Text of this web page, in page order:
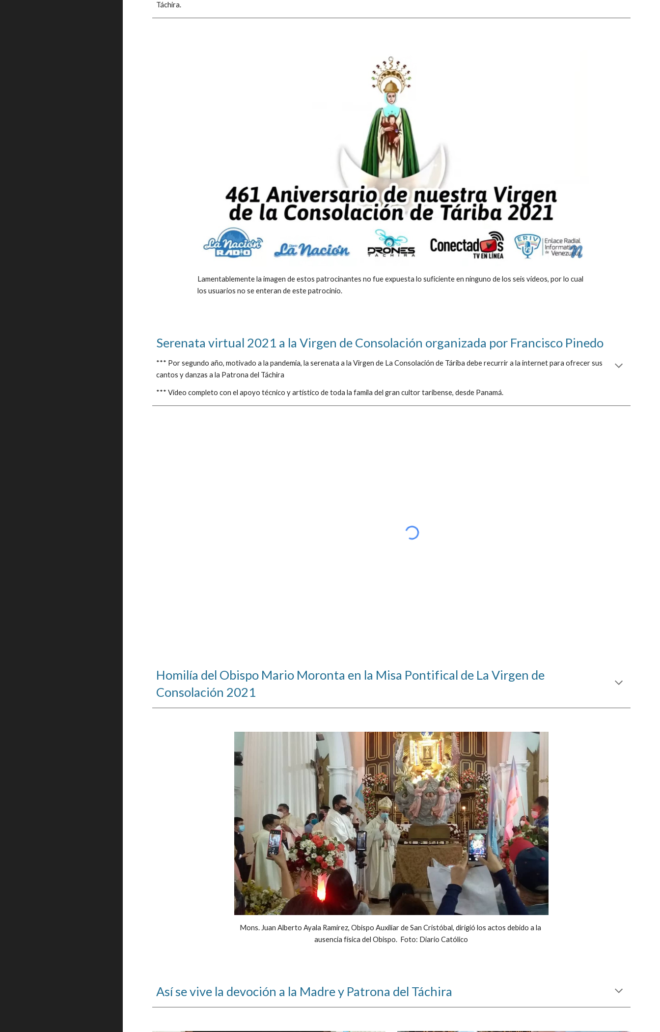
Táchira.
Lamentablemente la imagen de estos patrocinantes no fue expuesta lo suficiente en ninguno de los seis videos, por lo cual
los usuarios no se enteran de este patrocinio.
Serenata virtual 2021 a la Virgen de Consolación organizada por Francisco Pinedo
*** Por segundo año, motivado a la pandemia, la serenata a la Virgen de La Consolación de Táriba debe recurrir a la internet para ofrecer sus
cantos y danzas a la Patrona del Táchira
*** Video completo con el apoyo técnico y artístico de toda la famila del gran cultor taribense, desde Panamá.
Homilía del Obispo Mario Moronta en la Misa Pontifical de La Virgen de
Consolación 2021
Mons. Juan Alberto Ayala Ramírez, Obispo Auxiliar de San Cristóbal, dirigió los actos debido a la
ausencia física del Obispo.  Foto: Diario Católico
Así se vive la devoción a la Madre y Patrona del Táchira